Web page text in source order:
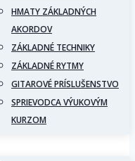
HMATY ZÁKLADNÝCH
AKORDOV
ZÁKLADNÉ TECHNIKY
ZÁKLADNÉ RYTMY
GITAROVÉ PRÍSLUŠENSTVO
SPRIEVODCA VÝUKOVÝM
KURZOM